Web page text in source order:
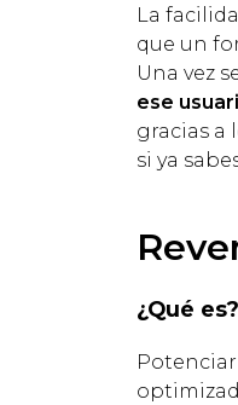
La
que un
Una vez
ese
gracias a
si ya
¿Qué es?